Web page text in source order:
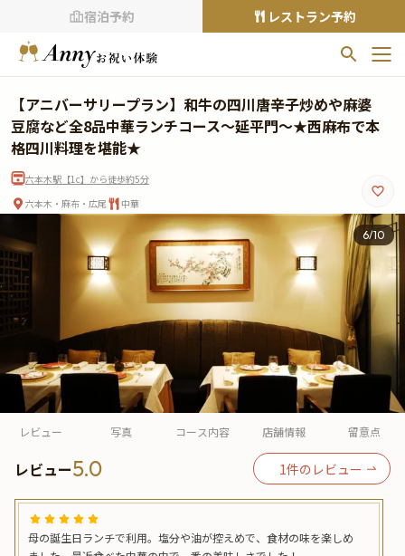
宿泊予約 レストラン予約
お気に入りプラン
お気に入りの登録がありません
プランの
閲覧履歴はありません
過去に見たお店が最大10件まで表示されます。
10件を超えると、古いものから順に削除されます。
Annyお祝い体験について
Annyお祝いアイテムについて
【アニバーサリープラン】和牛の四川唐辛子炒めや麻婆
豆腐など全8品中華ランチコース～延平門～★西麻布で本
格四川料理を堪能★
六本木駅【1c】から徒歩約5分
六本木・麻布・広尾
中華
6/10
レビュー 写真 コース内容 店舗情報 留意点
レビュー5.0 1件のレビュー
母の誕生日ランチで利用。塩分や油が控えめで、食材の味を楽しめ